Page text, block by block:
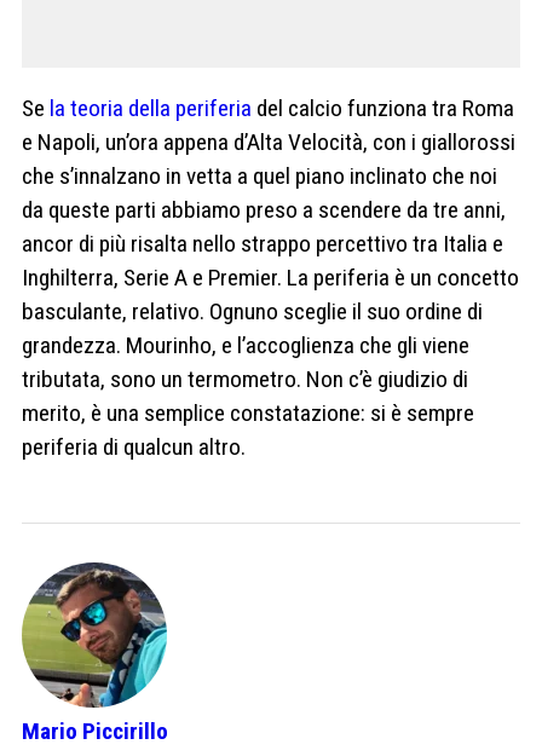
Se la teoria della periferia del calcio funziona tra Roma
e Napoli, un’ora appena d’Alta Velocità, con i giallorossi
che s’innalzano in vetta a quel piano inclinato che noi
da queste parti abbiamo preso a scendere da tre anni,
ancor di più risalta nello strappo percettivo tra Italia e
Inghilterra, Serie A e Premier. La periferia è un concetto
basculante, relativo. Ognuno sceglie il suo ordine di
grandezza. Mourinho, e l’accoglienza che gli viene
tributata, sono un termometro. Non c’è giudizio di
merito, è una semplice constatazione: si è sempre
periferia di qualcun altro.
Mario Piccirillo